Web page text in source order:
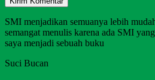
SMI menjadikan semuanya lebih
semangat menulis karena ada SMI
saya menjadi sebuah buku
Suci Bucan